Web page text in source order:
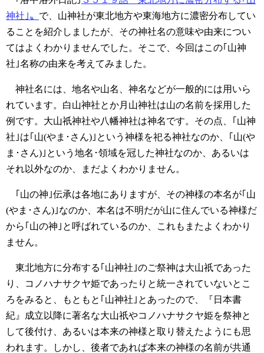
神社｣〟 で、山神社が東北地方や東海地方に濃密分布してい
ることを紹介しましたが、その神社名の意味や由来につい
てはよくわかりませんでした。そこで、今回はこの｢山神
社｣名称の由来を考えてみました。
神社名には、地名や山名、神名などが一般的には用いら
れています。白山神社とか月山神社は山の名前を採用した
例です。大山祇神社や八幡神社は神名です。その点、｢山神
社｣は｢山(やま･さん)｣という神様を祀る神社なのか、｢山(や
ま･さん)｣という地名･領域を冠した神社なのか、あるいは
それ以外なのか、まだよくわかりません。
｢山の神｣伝承は各地にありますが、その神様の本名が｢山
(やま･さん)｣なのか、本名は不明だが山に住んでいる神様だ
から｢山の神｣と呼ばれているのか、これもまたよくわかり
ません。
東北地方に分布する｢山神社｣のご祭神は大山祇であった
り、コノハナサクヤ姫であったりと統一されていないとこ
ろをみると、もともと｢山神社｣とあったので、『日本書
紀』成立以降に著名な大山祇やコノハナサクヤ姫を祭神と
して後付け、あるいは本来の神様と取り替えたようにも思
われます。しかし、後者であれば本来の神様の名前が共通